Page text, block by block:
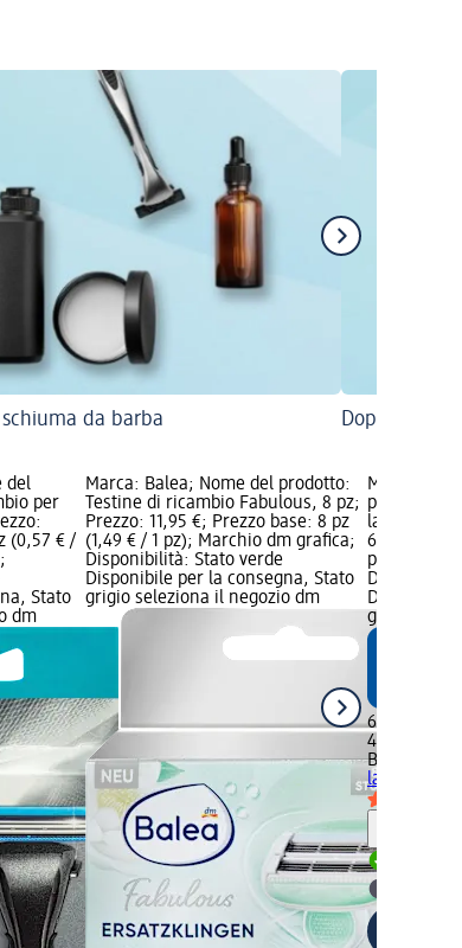
da barba Dopobarba
del
per
(0,57 € /
Stato
dm
Marca: Balea; Nome del prodotto:
Testine di ricambio Fabulous, 8 pz;
Prezzo: 11,95 €; Prezzo base: 8 pz
(1,49 € / 1 pz); Marchio dm grafica;
Disponibilità: Stato verde
Disponibile per la consegna, Stato
grigio seleziona il negozio dm
Marca:
prodotto:
lame
6,49 €;
pz);
Disponibile
grigio
6,49 €
4 pz (1,62 €
Balea MEN
lame